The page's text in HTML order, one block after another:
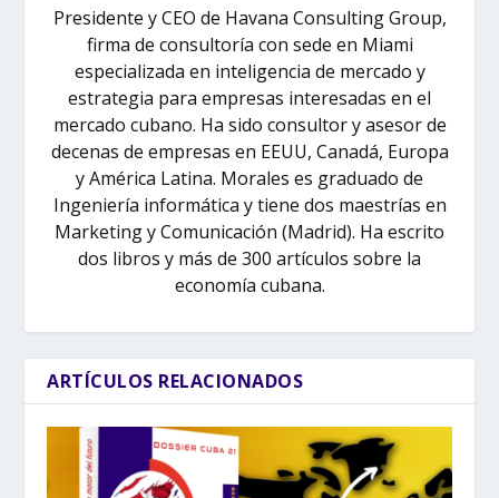
Presidente y CEO de Havana Consulting Group,
firma de consultoría con sede en Miami
especializada en inteligencia de mercado y
estrategia para empresas interesadas en el
mercado cubano. Ha sido consultor y asesor de
decenas de empresas en EEUU, Canadá, Europa
y América Latina. Morales es graduado de
Ingeniería informática y tiene dos maestrías en
Marketing y Comunicación (Madrid). Ha escrito
dos libros y más de 300 artículos sobre la
economía cubana.
ARTÍCULOS RELACIONADOS